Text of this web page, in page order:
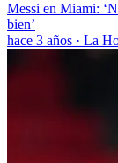
Messi en Miami:
bien’
hace 3 años · La